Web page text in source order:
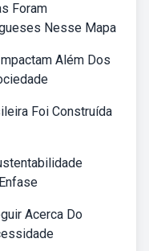
Foram
Nesse Mapa
Além Dos
Foi Construída
Acerca Do